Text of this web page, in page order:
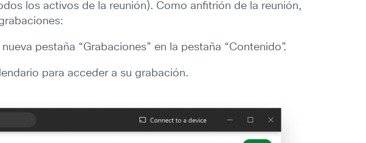
los activos de la reunión). Como anfitrión de la reunión,
pestaña “Grabaciones” en la pestaña “Contenido”.
para acceder a su grabación.